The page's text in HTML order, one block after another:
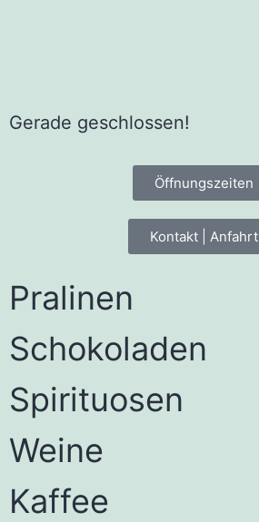
Gerade geschlossen!
Öffnungszeiten
Kontakt | Anfahrt
Pralinen
Schokoladen
Spirituosen
Weine
Kaffee